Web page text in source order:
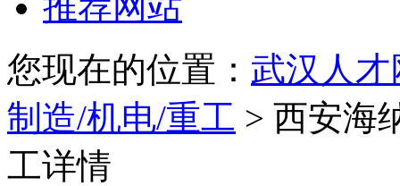
您现在的位置： 武汉人才
制造/机电/重工 > 西安海
工详情